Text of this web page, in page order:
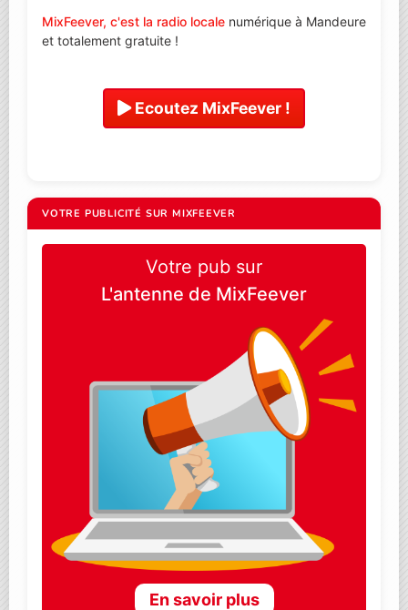
MixFeever, c'est la radio locale numérique à Mandeure
et totalement gratuite !
Ecoutez MixFeever !
VOTRE PUBLICITÉ SUR MIXFEEVER
Votre pub sur
L'antenne de MixFeever
En savoir plus